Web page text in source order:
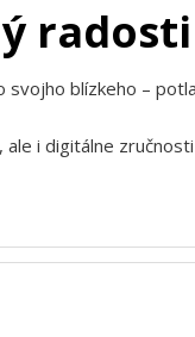
radosti
blízkeho –
i digitálne zručnosti